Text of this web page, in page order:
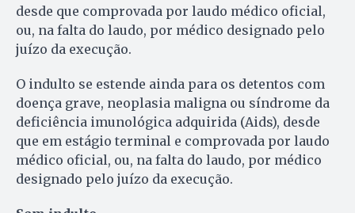
desde que comprovada por laudo médico oficial,
ou, na falta do laudo, por médico designado pelo
juízo da execução.
O indulto se estende ainda para os detentos com
doença grave, neoplasia maligna ou síndrome da
deficiência imunológica adquirida (Aids), desde
que em estágio terminal e comprovada por laudo
médico oficial, ou, na falta do laudo, por médico
designado pelo juízo da execução.